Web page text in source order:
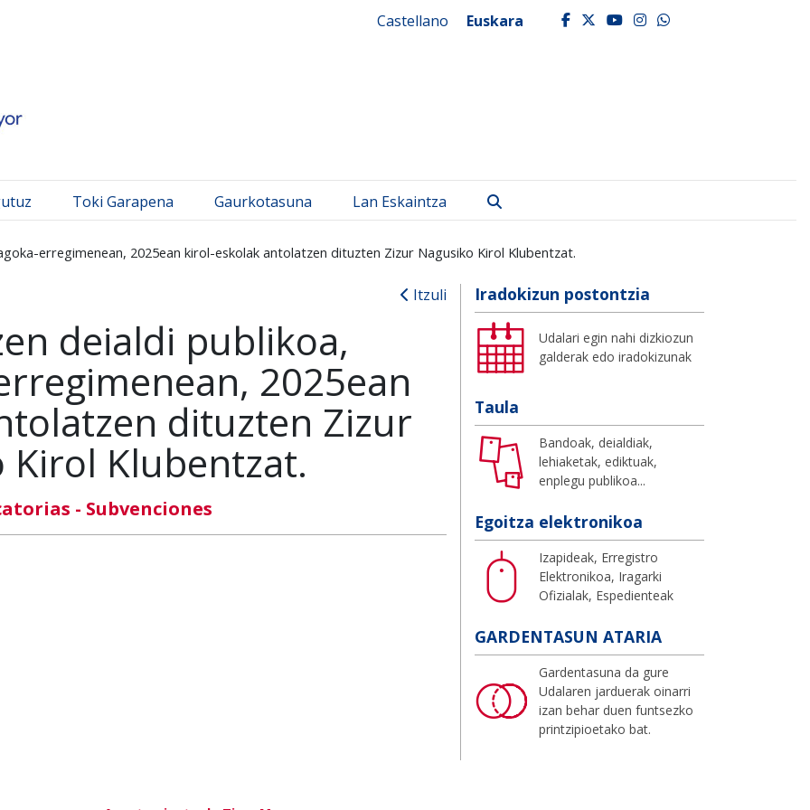
Castellano Euskara facebook
twitter
youtube
instagram
whatsapp
Toki Garapena Gaurkotasuna Lan Eskaintza
erregimenean, 2025ean kirol-eskolak antolatzen dituzten Zizur Nagusiko Kirol Klubentzat.
Itzuli
deialdi publikoa,
2025ean
dituzten Zizur
Kirol Klubentzat.
- Subvenciones
Iradokizun postontzia
Udalari egin nahi dizkiozun
galderak edo iradokizunak
Taula
Bandoak, deialdiak,
lehiaketak, ediktuak,
enplegu publikoa...
Egoitza elektronikoa
Izapideak, Erregistro
Elektronikoa, Iragarki
Ofizialak, Espedienteak
GARDENTASUN ATARIA
Gardentasuna da gure
Udalaren jarduerak oinarri
izan behar duen funtsezko
printzipioetako bat.